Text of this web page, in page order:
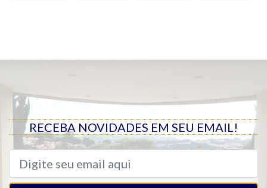
RECEBA NOVIDADES EM SEU EMAIL!